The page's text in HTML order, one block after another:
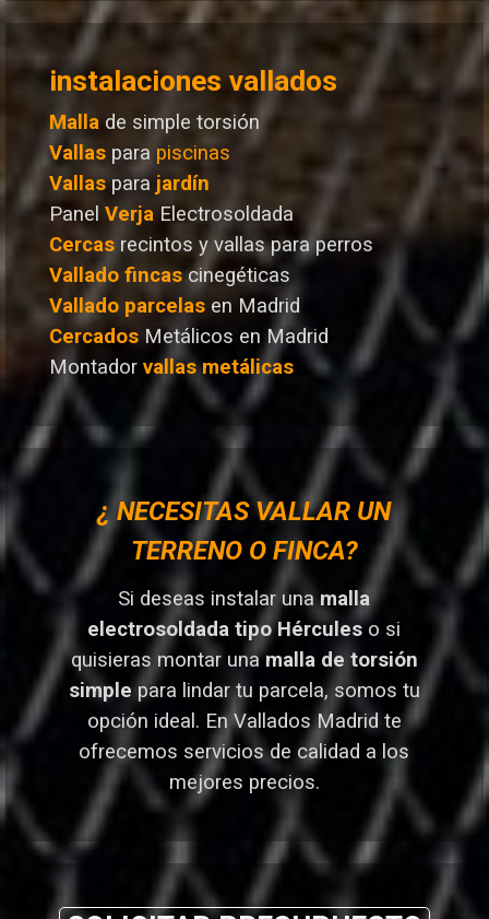
instalaciones vallados
Malla de simple torsión
Vallas para piscinas
Vallaspara jardín
Panel Verja Electrosoldada
Cercas recintos y vallas para perros
Vallado fincascinegéticas
Vallado parcelas en Madrid
Cercados Metálicos en Madrid
Montador vallas metálicas
¿ NECESITAS VALLAR UN
TERRENO O FINCA?
Si deseas instalar unamalla
electrosoldada tipo Hérculeso si
quisieras montar unamalla de torsión
simple para lindar tu parcela, somos tu
opción ideal. En Vallados Madrid te
ofrecemos servicios de calidad a los
mejores precios.